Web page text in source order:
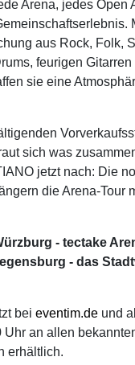
Arena, jedes Open
aus Rock, Folk,
feurigen
sie eine
sich was
jetzt nach: Die
die Arena-Tour
- tectake
- das
bei eventim.de und
Uhr an allen
erhältlich.